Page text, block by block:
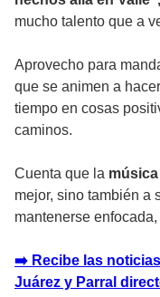
mucho talento que a
Aprovecho para
que se animen a
tiempo en cosas
caminos.
Cuenta que la música
mejor, sino también a
mantenerse
➡️ Recibe las
Juárez y Parral